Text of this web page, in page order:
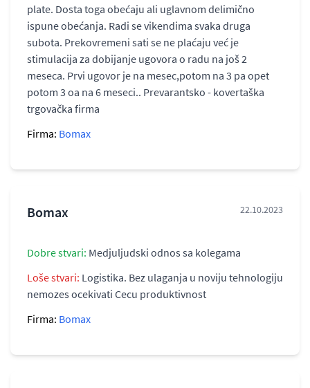
plate. Dosta toga obećaju ali uglavnom delimično
ispune obećanja. Radi se vikendima svaka druga
subota. Prekovremeni sati se ne plaćaju već je
stimulacija za dobijanje ugovora o radu na još 2
meseca. Prvi ugovor je na mesec,potom na 3 pa opet
potom 3 oa na 6 meseci.. Prevarantsko - kovertaška
trgovačka firma
Firma: Bomax
Bomax 22.10.2023
Dobre stvari: Medjuljudski odnos sa kolegama
Loše stvari: Logistika. Bez ulaganja u noviju tehnologiju
nemozes ocekivati Cecu produktivnost
Firma: Bomax